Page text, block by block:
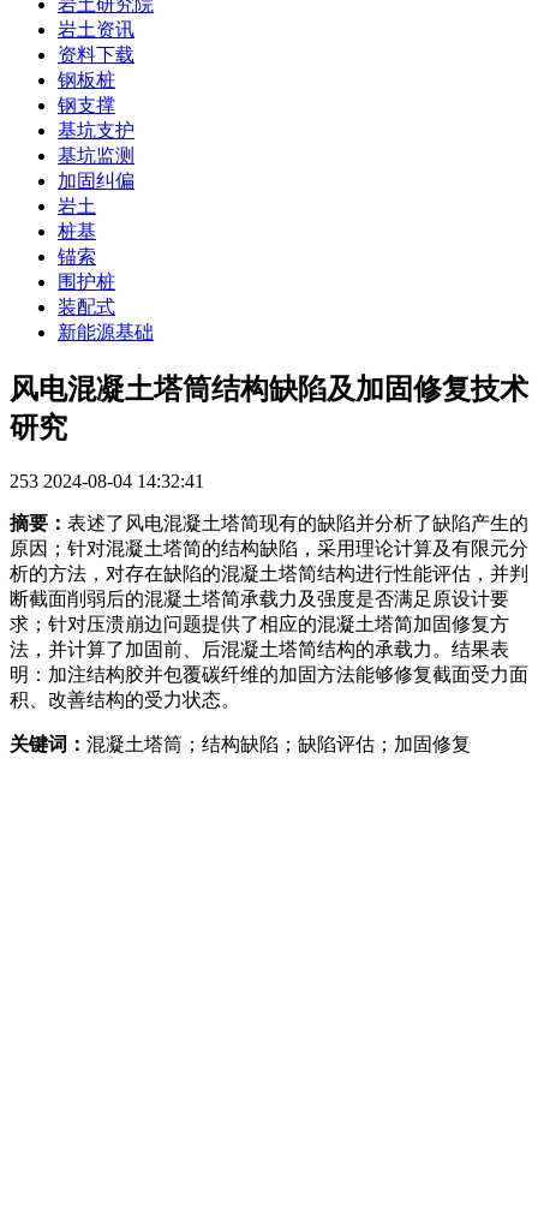
岩土研究院
岩土资讯
资料下载
钢板桩
钢支撑
基坑支护
基坑监测
加固纠偏
岩土
桩基
锚索
围护桩
装配式
新能源基础
风电混凝土塔筒结构缺陷及加固修复技术
研究
253 2024-08-04 14:32:41
摘要： 表述了风电混凝土塔简现有的缺陷并分析了缺陷产生的
原因；针对混凝土塔简的结构缺陷，采用理论计算及有限元分
析的方法，对存在缺陷的混凝土塔简结构进行性能评估，并判
断截面削弱后的混凝土塔简承载力及强度是否满足原设计要
求；针对压溃崩边问题提供了相应的混凝土塔简加固修复方
法，并计算了加固前、后混凝土塔简结构的承载力。结果表
明：加注结构胶并包覆碳纤维的加固方法能够修复截面受力面
积、改善结构的受力状态。
关键词： 混凝土塔筒；结构缺陷；缺陷评估；加固修复